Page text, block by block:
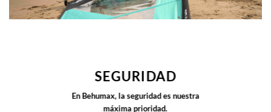
SEGURIDAD
En Behumax, la seguridad es nuestra
máxima prioridad.